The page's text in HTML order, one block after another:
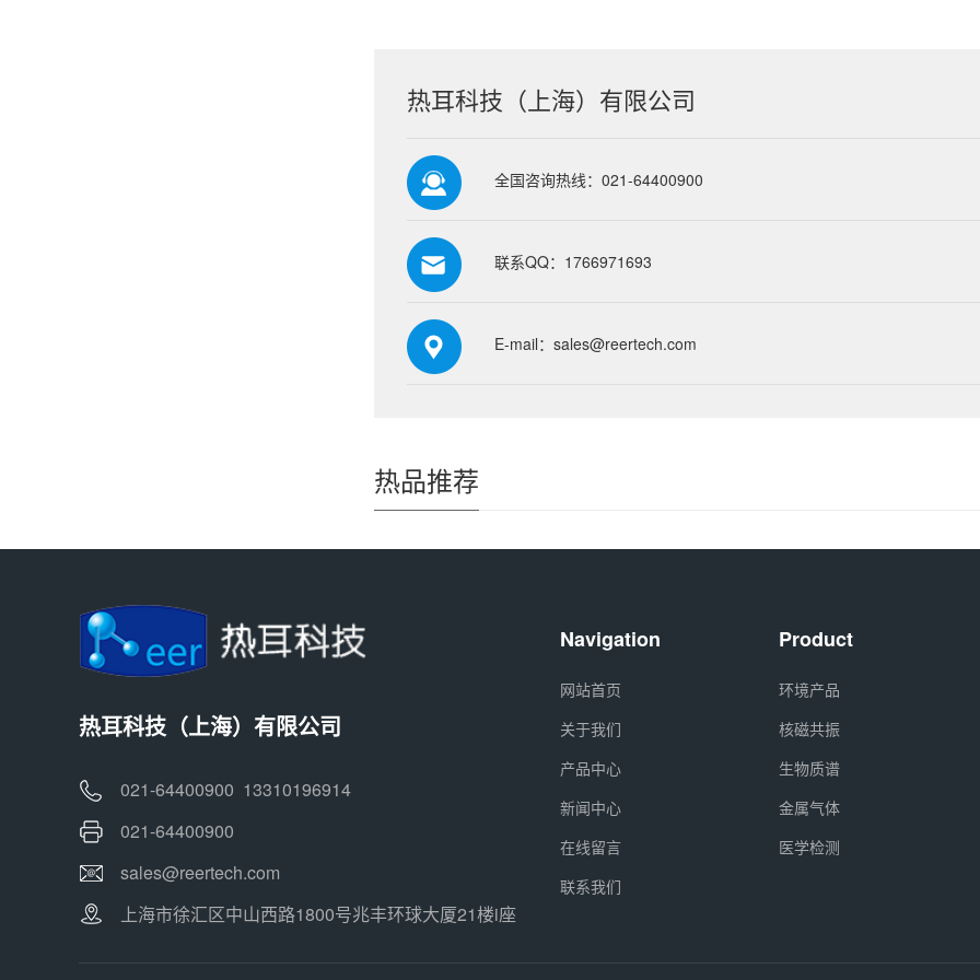
热耳科技（上海）有限公司
全国咨询热线：021-64400900
联系QQ：1766971693
E-mail：sales@reertech.com
热品推荐
热耳科技（上海）有限公司
021-64400900 13310196914
021-64400900
sales@reertech.com
上海市徐汇区中山西路1800号兆丰环球大厦21楼i座
Navigation
网站首页
关于我们
产品中心
新闻中心
在线留言
联系我们
Product
环境产品
核磁共振
生物质谱
金属气体
医学检测